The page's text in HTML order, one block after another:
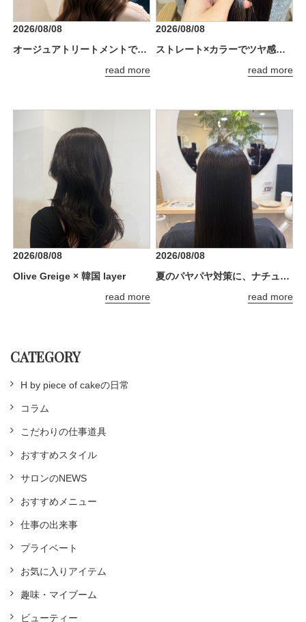
2026/08/08
オージュアトリートメントでうるツヤ髪に*.+
read more
2026/08/08
ストレート×カラーでツヤ感アップ♪
read more
2026/08/08
Olive Greige × 韓国 layer
read more
2026/08/08
夏のパヤパヤ対策に、ナチュラルストレート
read more
CATEGORY
H by piece of cakeの日常
コラム
こだわりの仕事道具
おすすめスタイル
サロンのNEWS
おすすめメニュー
仕事の出来事
プライベート
お気に入りアイテム
趣味・マイブーム
ビューティー